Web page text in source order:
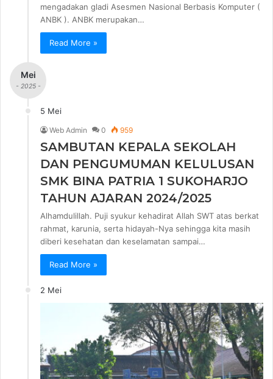
mengadakan gladi Asesmen Nasional Berbasis Komputer (
ANBK ). ANBK merupakan…
Read More »
Mei
- 2025 -
5 Mei
Web Admin 0 959
SAMBUTAN KEPALA SEKOLAH
DAN PENGUMUMAN KELULUSAN
SMK BINA PATRIA 1 SUKOHARJO
TAHUN AJARAN 2024/2025
Alhamdulillah. Puji syukur kehadirat Allah SWT atas berkat
rahmat, karunia, serta hidayah-Nya sehingga kita masih
diberi kesehatan dan keselamatan sampai…
Read More »
2 Mei